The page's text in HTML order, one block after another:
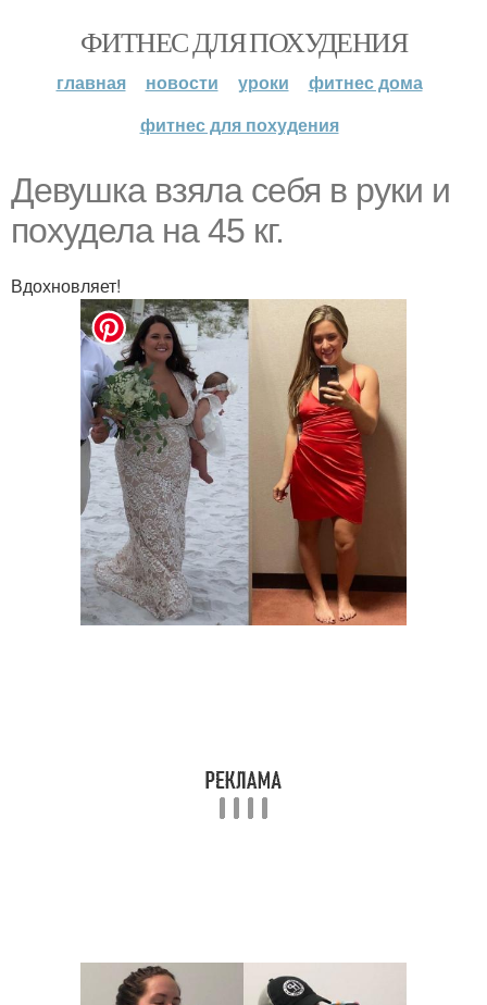
ФИТНЕС ДЛЯ ПОХУДЕНИЯ
главная новости уроки
фитнес дома
фитнес для похудения
Девушка взяла себя в руки и
похудела на 45 кг.
Вдохновляет!